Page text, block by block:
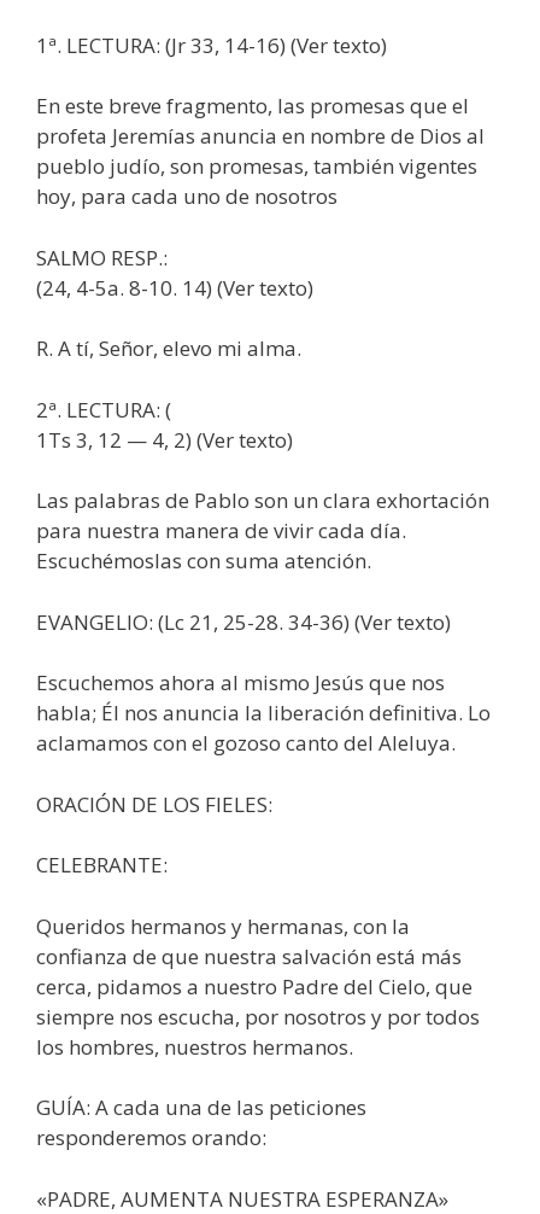
1ª. LECTURA: (Jr 33, 14-16) (Ver texto)
En este breve fragmento, las promesas que el
profeta Jeremías anuncia en nombre de Dios al
pueblo judío, son promesas, también vigentes
hoy, para cada uno de nosotros
SALMO RESP.:
(24, 4-5a. 8-10. 14) (Ver texto)
R. A tí, Señor, elevo mi alma.
2ª. LECTURA: (
1Ts 3, 12 — 4, 2) (Ver texto)
Las palabras de Pablo son un clara exhortación
para nuestra manera de vivir cada día.
Escuchémoslas con suma atención.
EVANGELIO: (Lc 21, 25-28. 34-36) (Ver texto)
Escuchemos ahora al mismo Jesús que nos
habla; Él nos anuncia la liberación definitiva. Lo
aclamamos con el gozoso canto del Aleluya.
ORACIÓN DE LOS FIELES:
CELEBRANTE:
Queridos hermanos y hermanas, con la
confianza de que nuestra salvación está más
cerca, pidamos a nuestro Padre del Cielo, que
siempre nos escucha, por nosotros y por todos
los hombres, nuestros hermanos.
GUÍA: A cada una de las peticiones
responderemos orando:
«PADRE, AUMENTA NUESTRA ESPERANZA»